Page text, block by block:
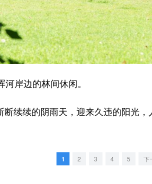
岸边的林间休闲。
续续的阴雨天，迎来久违的阳光，
1 2 3 4 5 下